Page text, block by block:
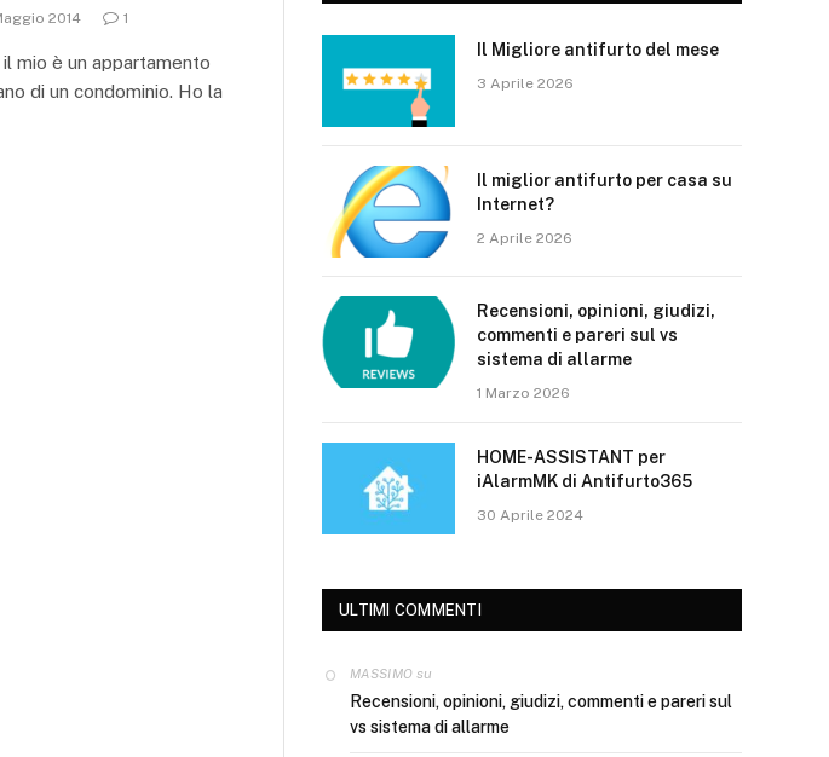
2014 1
mio è un appartamento
di un condominio. Ho la
Il Migliore antifurto del mese
3 Aprile 2026
Il miglior antifurto per casa su
Internet?
2 Aprile 2026
Recensioni, opinioni, giudizi,
commenti e pareri sul vs
sistema di allarme
1 Marzo 2026
HOME-ASSISTANT per
iAlarmMK di Antifurto365
30 Aprile 2024
ULTIMI COMMENTI
MASSIMO su
Recensioni, opinioni, giudizi, commenti e pareri sul
vs sistema di allarme